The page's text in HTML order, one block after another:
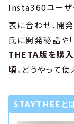
Insta360ユーザ
表に合わせ、開
氏に開発秘話や
THETA版を購入
頃。どうやって
STAYTHEEと